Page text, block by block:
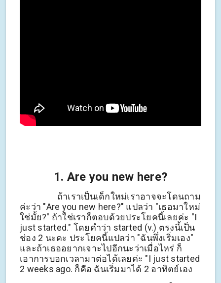
1. Are you new here?
ถ้าเราเป็นเด็กใหม่เราอาจจะโดนถาม
ค่ะว่า "Are you new here?" แปลว่า "เธอมาใหม่
ใช่มั้ย?" ถ้าใช่เราก็ตอบด้วยประโยคนี้เลยค่ะ "I
just started." โดยคำว่า started (v.) ตรงนี้เป็น
ช่อง 2 นะคะ ประโยคนี้แปลว่า "ฉันพึ่งเริ่มเอง"
และถ้าเธออยากเจาะไปอีกนะว่าเมื่อไหร่ ก็
เอาการบอกเวลามาต่อได้เลยค่ะ "I just started
2 weeks ago. ก็คือ ฉันเริ่มมาได้ 2 อาทิตย์เอง